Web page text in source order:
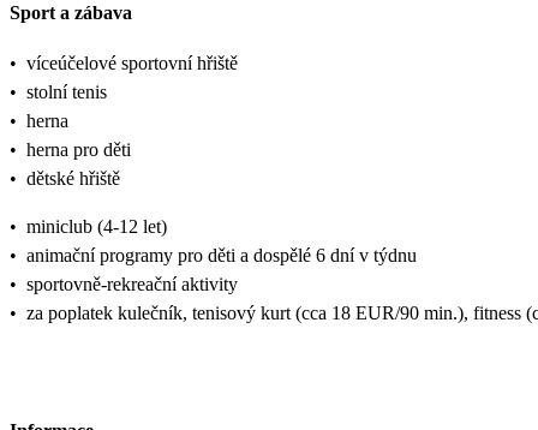
Sport a zábava
• víceúčelové sportovní hřiště
• stolní tenis
• herna
• herna pro děti
• dětské hřiště
• miniclub (4-12 let)
• animační programy pro děti a dospělé 6 dní v týdnu
• sportovně-rekreační aktivity
• za poplatek kulečník, tenisový kurt (cca 18 EUR/90 min.), fitness